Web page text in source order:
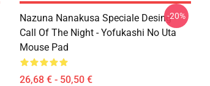
Nazuna Nanakusa Speciale Desing -
Call Of The Night - Yofukashi No Uta
Mouse Pad
26,68 € - 50,50 €
-20%